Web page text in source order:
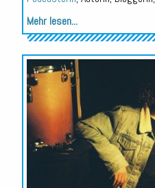
Mehr lesen...